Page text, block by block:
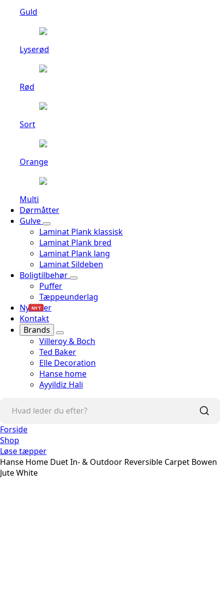
Guld
Lyserød
Rød
Sort
Orange
Multi
Dørmåtter
Gulve
Laminat Plank klassisk
Laminat Plank bred
Laminat Plank lang
Laminat Sildeben
Boligtilbehør
Puffer
Tæppeunderlag
Nyheder
NYT
Kontakt
Brands
Villeroy & Boch
Ted Baker
Elle Decoration
Hanse home
Ayyildiz Hali
Forside
Shop
Løse tæpper
Hanse Home Duet In- & Outdoor Reversible Carpet Bowen
Jute White